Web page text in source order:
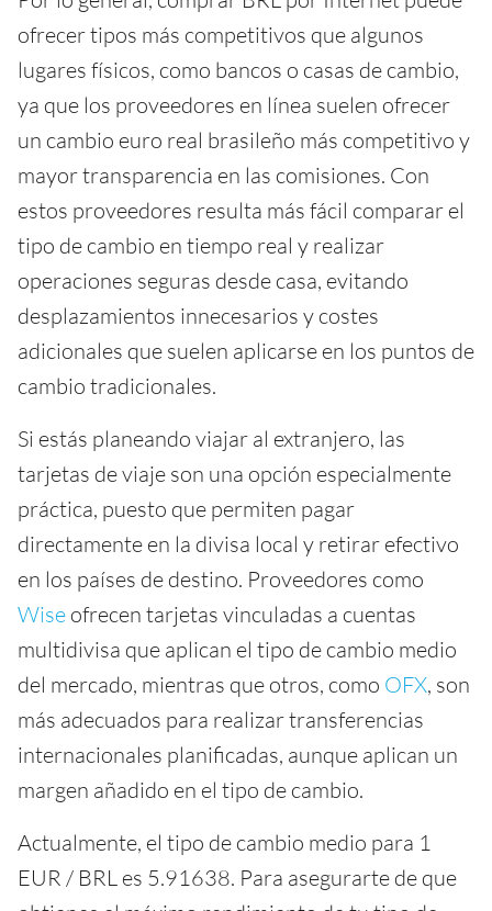
ofrecer tipos más competitivos que algunos
lugares físicos, como bancos o casas de cambio,
ya que los proveedores en línea suelen ofrecer
un cambio euro real brasileño más competitivo y
mayor transparencia en las comisiones. Con
estos proveedores resulta más fácil comparar el
tipo de cambio en tiempo real y realizar
operaciones seguras desde casa, evitando
desplazamientos innecesarios y costes
adicionales que suelen aplicarse en los puntos de
cambio tradicionales.
Si estás planeando viajar al extranjero, las
tarjetas de viaje son una opción especialmente
práctica, puesto que permiten pagar
directamente en la divisa local y retirar efectivo
en los países de destino. Proveedores como
Wise ofrecen tarjetas vinculadas a cuentas
multidivisa que aplican el tipo de cambio medio
del mercado, mientras que otros, como OFX, son
más adecuados para realizar transferencias
internacionales planificadas, aunque aplican un
margen añadido en el tipo de cambio.
Actualmente, el tipo de cambio medio para 1
EUR / BRL es 5.91638. Para asegurarte de que